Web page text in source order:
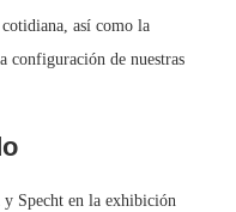
así como la
configuración de nuestras
Specht en la exhibición